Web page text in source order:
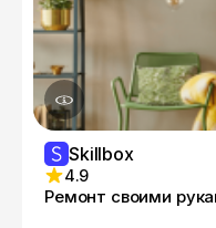
Skillbox
4.9
Ремонт своими